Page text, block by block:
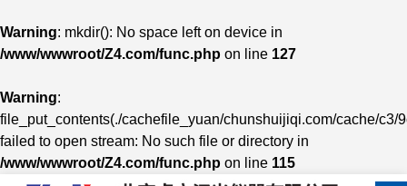
Warning: mkdir(): No space left on device in
/www/wwwroot/Z4.com/func.php on line 127
Warning:
file_put_contents(./cachefile_yuan/chunshuijiqi.com/cache/c3/
failed to open stream: No such file or directory in
/www/wwwroot/Z4.com/func.php on line 115